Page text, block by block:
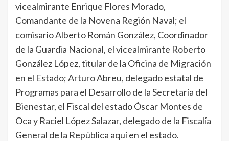
vicealmirante Enrique Flores Morado,
Comandante de la Novena Región Naval; el
comisario Alberto Román González, Coordinador
de la Guardia Nacional, el vicealmirante Roberto
González López, titular de la Oficina de Migración
en el Estado; Arturo Abreu, delegado estatal de
Programas para el Desarrollo de la Secretaría del
Bienestar, el Fiscal del estado Óscar Montes de
Oca y Raciel López Salazar, delegado de la Fiscalía
General de la República aquí en el estado.